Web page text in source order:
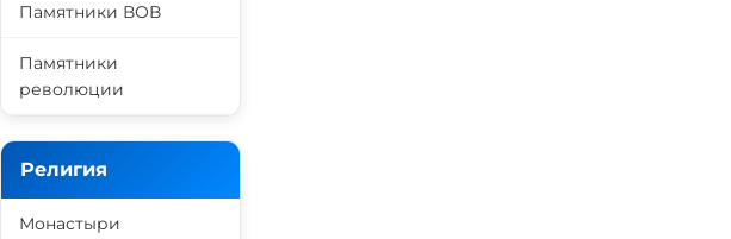
Памятники ВОВ
Памятники
революции
Религия
Монастыри